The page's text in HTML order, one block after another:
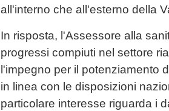
all'interno che all'esterno della
In risposta, l'Assessore alla
progressi compiuti nel settore
l'impegno per il potenziamento
in linea con le disposizioni
particolare interesse riguarda i